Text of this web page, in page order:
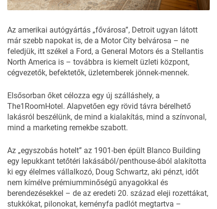
Az amerikai autógyártás „fővárosa”, Detroit ugyan látott
már szebb napokat is, de a Motor City belvárosa – ne
feledjük, itt székel a Ford, a General Motors és a Stellantis
North America is – továbbra is kiemelt üzleti központ,
cégvezetők, befektetők, üzletemberek jönnek-mennek.
Elsősorban őket célozza egy új szálláshely, a
The1RoomHotel. Alapvetően egy rövid távra bérelhető
lakásról beszélünk, de mind a kialakítás, mind a színvonal,
mind a marketing remekbe szabott.
Az „egyszobás hotelt” az 1901-ben épült Blanco Building
egy lepukkant tetőtéri lakásából/penthouse-ából alakította
ki egy élelmes vállalkozó, Doug Schwartz, aki pénzt, időt
nem kímélve prémiumminőségű anyagokkal és
berendezésekkel – de az eredeti 20. század eleji rozettákat,
stukkókat, pilonokat, keményfa padlót megtartva –